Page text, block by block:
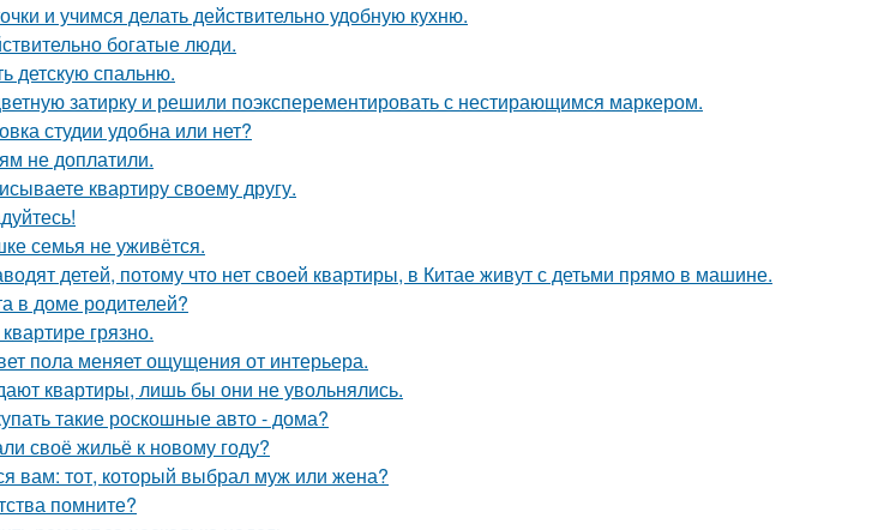
и учимся делать действительно удобную кухню.
богатые люди.
детскую спальню.
затирку и решили поэксперементировать с нестирающимся маркером.
студии удобна или нет?
не доплатили.
квартиру своему другу.
семья не уживётся.
детей, потому что нет своей квартиры, в Китае живут с детьми прямо в машине.
в доме родителей?
грязно.
пола меняет ощущения от интерьера.
квартиры, лишь бы они не увольнялись.
такие роскошные авто - дома?
своё жильё к новому году?
вам: тот, который выбрал муж или жена?
помните?